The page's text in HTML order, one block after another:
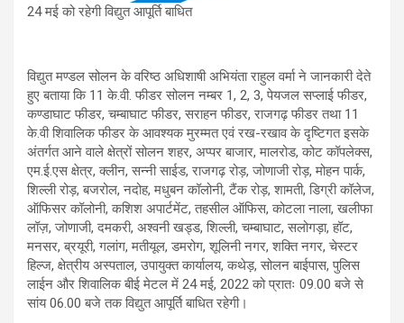
24 मई को रहेगी विद्युत आपूर्ति बाधित
विद्युत मण्डल सोलन के वरिष्ठ अधिशाषी अभियंता राहुल वर्मा ने जानकारी देते
हुए बताया कि 11 के.वी. फीडर सोलन नम्बर 1, 2, 3, पेयजल सप्लाई फीडर,
कण्डाघाट फीडर, चम्बाघाट फीडर, सराहन फीडर, राजगढ़ फीडर तथा 11
के.वी शिवालिक फीडर के आवश्यक मुरम्मत एवं रख-रखाव के दृष्टिगत इसके
अंतर्गत आने वाले क्षेत्रों सोलन शहर, अप्पर बाजार, मालरोड, कोट कॉपलेक्स,
एम.ई.एस क्षेत्र, क्लीन, सन्नी साईड, राजगढ़ रोड़, जोणाजी रोड़, मोहन पार्क,
शिल्ली रोड़, बजरोल, नदोह, मधुबन कॉलोनी, टैंक रोड़, शामती, डिग्री कॉलेज,
ऑफिसर कॉलोनी, कशिश अपार्टमेंट, तहसील ऑफिस, कोटला नाला, खलीफा
लॉज़, जोणाजी, दमकरी, अश्वनी खड्ड, शिल्ली, चम्बाघाट, सलोगड़ा, हॉट,
मनसर, ब्रयूरी, गलांग, मतीयूल, डमरोग, शूलिनी नगर, शक्ति नगर, चेस्टर
हिल्ज, क्षेत्रीय अस्पताल, उपायुक्त कार्यालय, कथेड़, सोलन बाईपास, पुलिस
लाईन और शिवालिक बीई मेटल में 24 मई, 2022 को प्रातः 09.00 बजे से
सांय 06.00 बजे तक विद्युत आपूर्ति बाधित रहेगी।